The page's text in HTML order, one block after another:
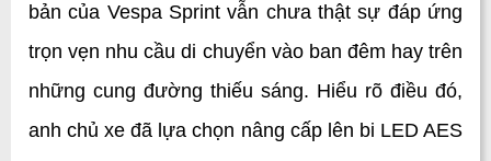
bản của Vespa Sprint vẫn chưa thật sự đáp ứng
trọn vẹn nhu cầu di chuyển vào ban đêm hay trên
những cung đường thiếu sáng. Hiểu rõ điều đó,
anh chủ xe đã lựa chọn nâng cấp lên bi LED AES